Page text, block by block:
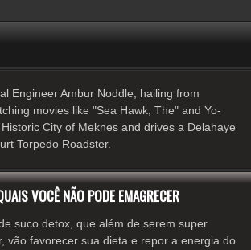
Engineer Ambur Noddle, hailing from
movies like "Sea Hawk, The" and Yo-
City of Meknes and drives a Delahaye
Torpedo Roadster.
VOCÊ NÃO PODE EMAGRECER
suco detox, que além de serem super
vão favorecer sua dieta e repor a energia do